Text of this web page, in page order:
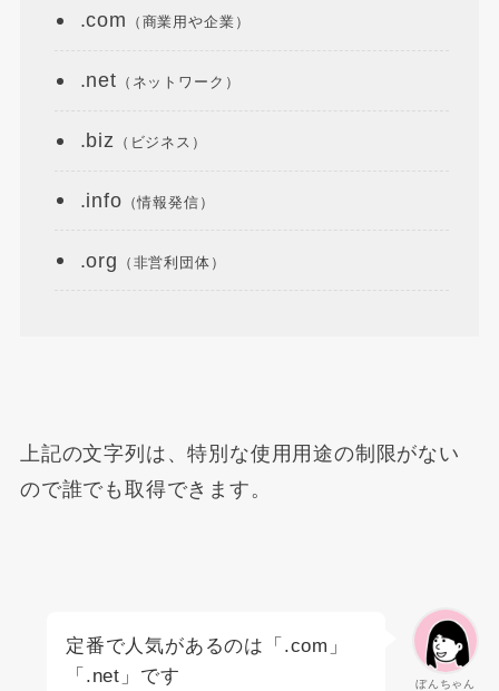
.com （商業用や企業）
.net （ネットワーク）
.biz （ビジネス）
.info （情報発信）
.org （非営利団体）
上記の文字列は、特別な使用用途の制限がない
ので誰でも取得できます。
ぼんちゃん
定番で人気があるのは「.com」
「.net」です